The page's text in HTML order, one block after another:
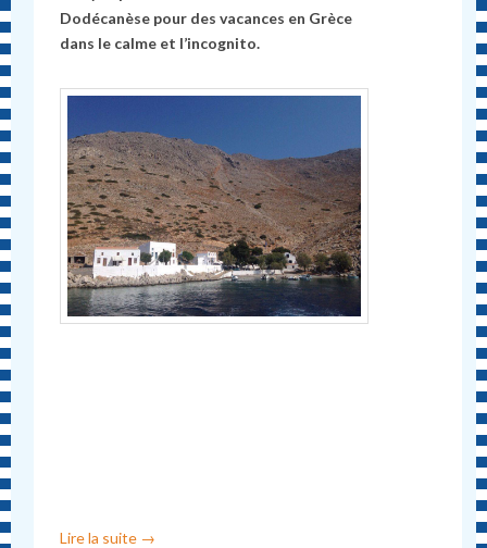
Dodécanèse pour des vacances en Grèce
dans le calme et l’incognito.
Lire la suite →